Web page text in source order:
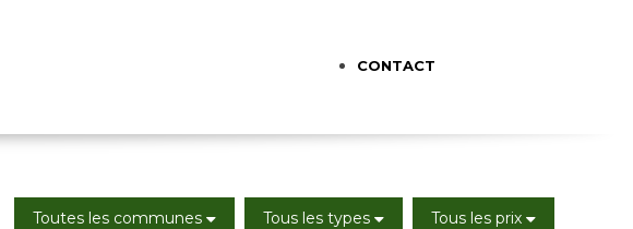
CONTACT
Toutes les communes Tous les types Tous les prix